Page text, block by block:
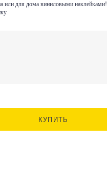
или для дома виниловыми наклейками!
КУПИТЬ